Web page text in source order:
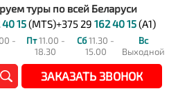
туры по всей Беларуси
15(MTS)+375 29 162 40 15(A1)
-
Пт11.00 -
18.30
Сб11.30 -
15.00
Вс
Выходной
ЗАКАЗАТЬ ЗВОНОК